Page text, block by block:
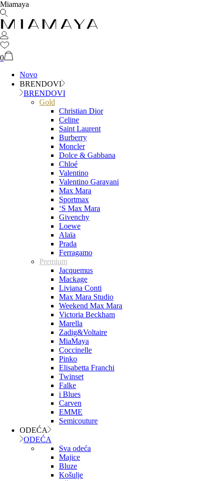
Miamaya
0
Novo
BRENDOVI
BRENDOVI
Gold
Christian Dior
Celine
Saint Laurent
Burberry
Moncler
Dolce & Gabbana
Chloé
Valentino
Valentino Garavani
Max Mara
Sportmax
‘S Max Mara
Givenchy
Loewe
Alaïa
Prada
Ferragamo
Premium
Jacquemus
Mackage
Liviana Conti
Max Mara Studio
Weekend Max Mara
Victoria Beckham
Marella
Zadig&Voltaire
MiaMaya
Coccinelle
Pinko
Elisabetta Franchi
Twinset
Falke
i Blues
Carven
EMME
Semicouture
ODEĆA
ODEĆA
Sva odeća
Majice
Bluze
Košulje